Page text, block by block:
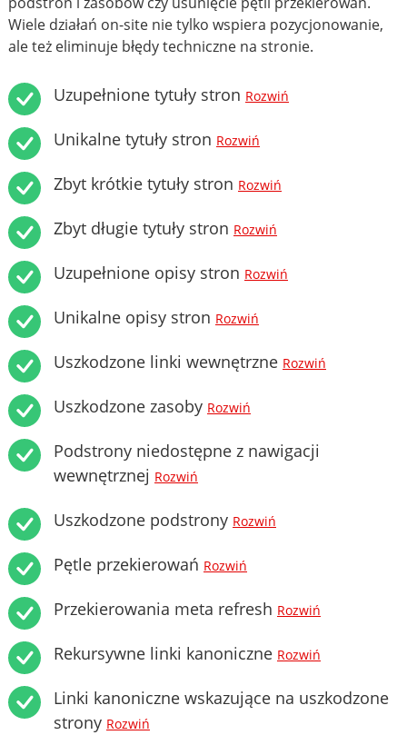
Wiele działań on-site nie tylko wspiera pozycjonowanie,
ale też eliminuje błędy techniczne na stronie.
Uzupełnione tytuły stron Rozwiń
Unikalne tytuły stron Rozwiń
Zbyt krótkie tytuły stron Rozwiń
Zbyt długie tytuły stron Rozwiń
Uzupełnione opisy stron Rozwiń
Unikalne opisy stron Rozwiń
Uszkodzone linki wewnętrzne Rozwiń
Uszkodzone zasoby Rozwiń
Podstrony niedostępne z nawigacji
wewnętrznej Rozwiń
Uszkodzone podstrony Rozwiń
Pętle przekierowań Rozwiń
Przekierowania meta refresh Rozwiń
Rekursywne linki kanoniczne Rozwiń
Linki kanoniczne wskazujące na uszkodzone
strony Rozwiń